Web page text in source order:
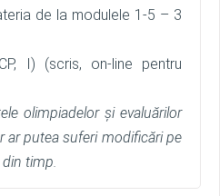
de la modulele 1-5 – 3
I) (scris, on-line pentru
olimpiadelor și evaluărilor
ar putea suferi modificări pe
timp.